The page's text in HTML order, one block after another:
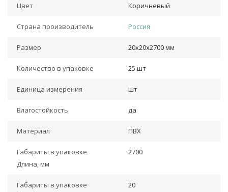
Цвет Коричневый
Страна производитель Россия
Размер 20х20х2700 мм
Количество в упаковке 25 шт
Единица измерения шт
Влагостойкость да
Материал ПВХ
Габариты в упаковке
Длина, мм
2700
Габариты в упаковке
20